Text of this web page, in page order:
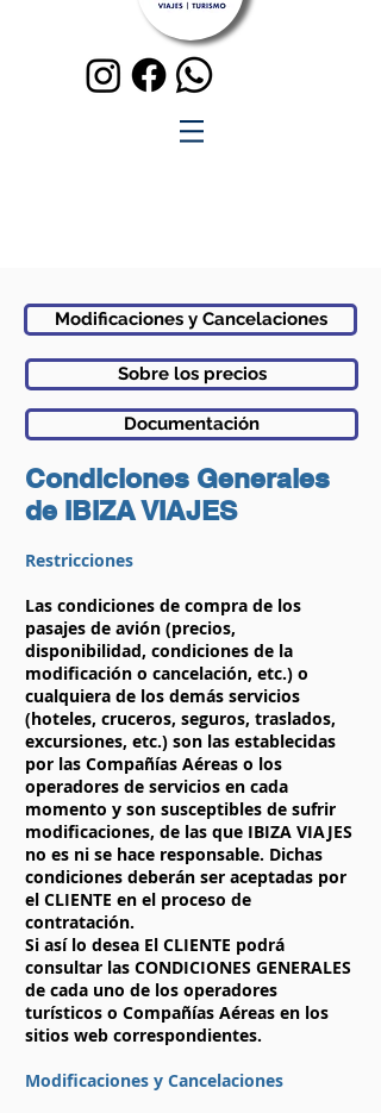
Modificaciones y Cancelaciones
Sobre los precios
Documentación
Condiciones Generales
de IBIZA VIAJES
Restricciones
Las condiciones de compra de los
pasajes de avión (precios,
disponibilidad, condiciones de la
modificación o cancelación, etc.) o
cualquiera de los demás servicios
(hoteles, cruceros, seguros, traslados,
excursiones, etc.) son las establecidas
por las Compañías Aéreas o los
operadores de servicios en cada
momento y son susceptibles de sufrir
modificaciones, de las que IBIZA VIAJES
no es ni se hace responsable. Dichas
condiciones deberán ser aceptadas por
el CLIENTE en el proceso de
contratación.
Si así lo desea El CLIENTE podrá
consultar las CONDICIONES GENERALES
de cada uno de los operadores
turísticos o Compañías Aéreas en los
sitios web correspondientes.
Modificaciones y Cancelaciones